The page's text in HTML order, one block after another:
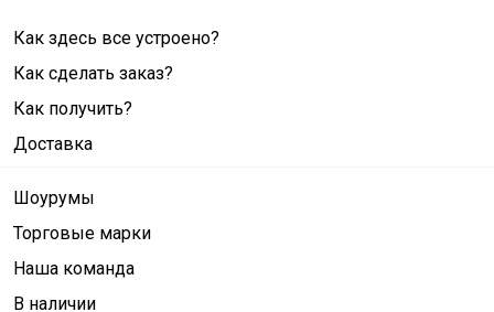
Как здесь все устроено?
Как сделать заказ?
Как получить?
Доставка
Шоурумы
Торговые марки
Наша команда
В наличии